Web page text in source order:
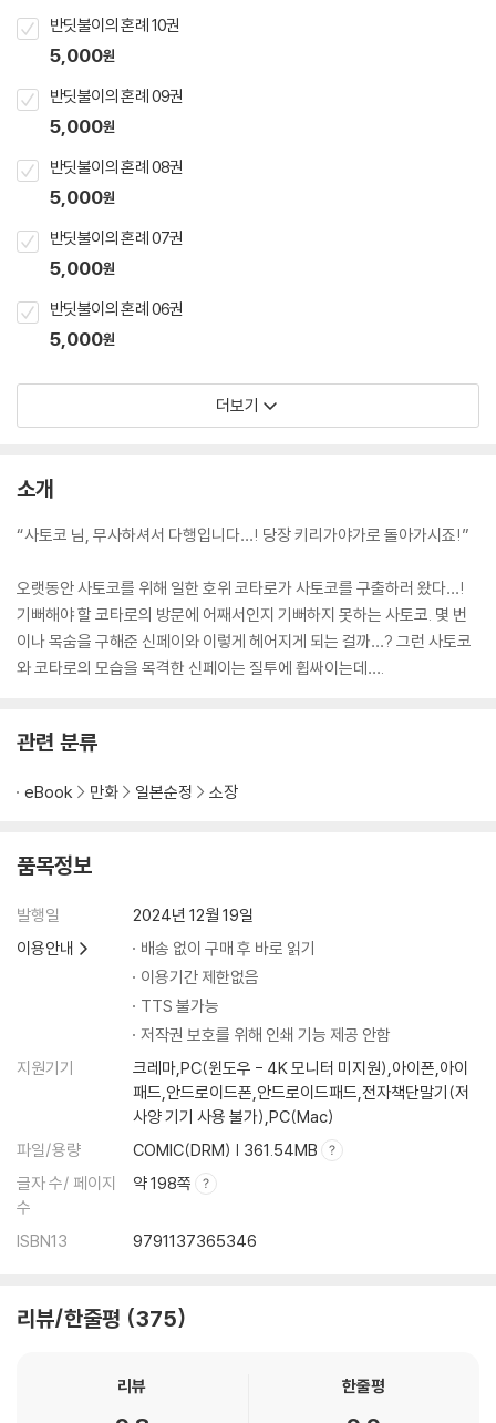
반딧불이의 혼례 10권
5,000원
반딧불이의 혼례 09권
5,000원
반딧불이의 혼례 08권
5,000원
반딧불이의 혼례 07권
5,000원
반딧불이의 혼례 06권
5,000원
더보기
소개
“사토코 님, 무사하셔서 다행입니다…! 당장 키리가야가로 돌아가시죠!”
오랫동안 사토코를 위해 일한 호위 코타로가 사토코를 구출하러 왔다…!
기뻐해야 할 코타로의 방문에 어째서인지 기뻐하지 못하는 사토코. 몇 번
이나 목숨을 구해준 신페이와 이렇게 헤어지게 되는 걸까…? 그런 사토코
와 코타로의 모습을 목격한 신페이는 질투에 휩싸이는데….
관련 분류
eBook 만화 일본순정 소장
품목정보
발행일
2024년 12월 19일
이용안내
배송 없이 구매 후 바로 읽기
이용기간 제한없음
TTS 불가능
저작권 보호를 위해 인쇄 기능 제공 안함
지원기기
크레마,PC(윈도우 - 4K 모니터 미지원),아이폰,아이
패드,안드로이드폰,안드로이드패드,전자책단말기(저
사양 기기 사용 불가),PC(Mac)
파일/용량
COMIC(DRM) | 361.54MB
글자 수/ 페이지
수
약 198쪽
ISBN13 9791137365346
리뷰/한줄평 375
리뷰 한줄평